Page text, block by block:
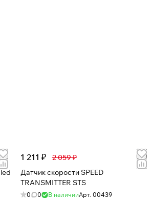
1 211 ₽
2 059 ₽
Датчик скорости SPEED
TRANSMITTER STS
0 0 В наличииАрт. 00439